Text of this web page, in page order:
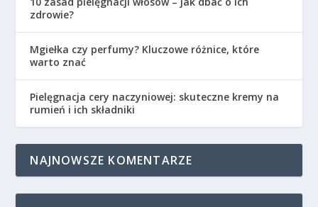
zdrowie?
Mgiełka czy perfumy? Kluczowe różnice, które
warto znać
Pielęgnacja cery naczyniowej: skuteczne kremy na
rumień i ich składniki
NAJNOWSZE KOMENTARZE